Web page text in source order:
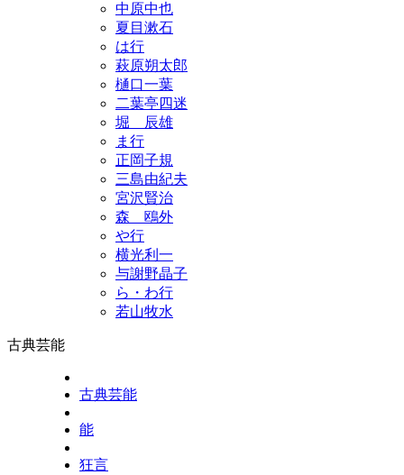
中原中也
夏目漱石
は行
萩原朔太郎
樋口一葉
二葉亭四迷
堀 辰雄
ま行
正岡子規
三島由紀夫
宮沢賢治
森 鴎外
や行
横光利一
与謝野晶子
ら・わ行
若山牧水
古典芸能
古典芸能
能
狂言